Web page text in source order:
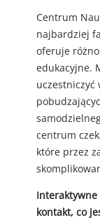
Centrum
najbardziej
oferuje
edukacyjne.
uczestniczyć
centrum
które przez
kontakt, co